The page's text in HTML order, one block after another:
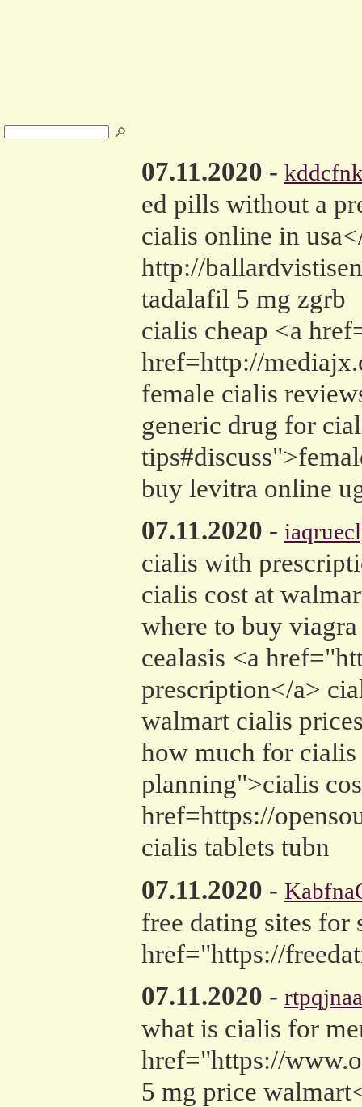
07.11.2020 -
ed pills without a
cialis online in
http://
tadalafil 5 mg zgrb
cialis cheap <a
href=http://
female cialis
generic drug for
buy levitra online
07.11.2020 -
cialis with
cialis cost at
where to buy
cealasis <a
prescription</a>
walmart cialis
how much for cialis
planning">cialis
href=https://
cialis tablets tubn
07.11.2020 -
free dating sites for
href="https://
07.11.2020 -
what is cialis for
href="https://
5 mg price